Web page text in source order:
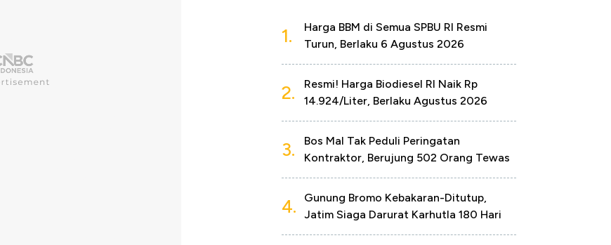
1.
Harga BBM di Semua SPBU RI Resmi
Turun, Berlaku 6 Agustus 2026
2.
Resmi! Harga Biodiesel RI Naik Rp
14.924/Liter, Berlaku Agustus 2026
3.
Bos Mal Tak Peduli Peringatan
Kontraktor, Berujung 502 Orang Tewas
4.
Gunung Bromo Kebakaran-Ditutup,
Jatim Siaga Darurat Karhutla 180 Hari